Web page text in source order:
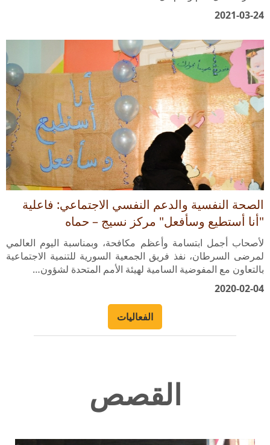
الصحة النفسية والدعم النفسي الاجتماعي: فاعلية
"أنا أستطيع وسأفعل" مركز نسيج – حماه
لأصحاب أجمل ابتسامة وأعظم مكافحة، وبمناسبة اليوم العالمي
لمرضى السرطان، نفذ فريق الجمعية السورية للتنمية الاجتماعية
بالتعاون مع المفوضية السامية لهيئة الأمم المتحدة لشؤون…
2020-02-04
القصص